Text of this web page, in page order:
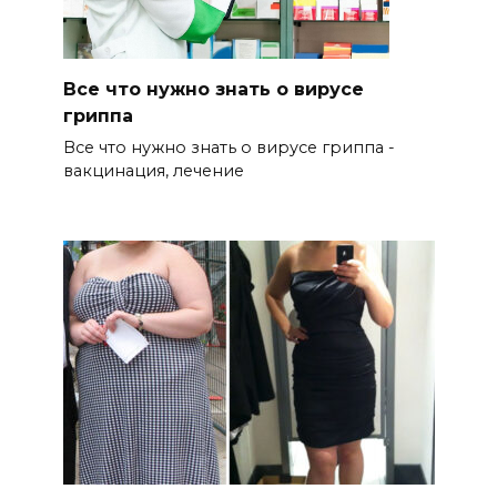
Все что нужно знать о вирусе
гриппа
Все что нужно знать о вирусе гриппа -
вакцинация, лечение